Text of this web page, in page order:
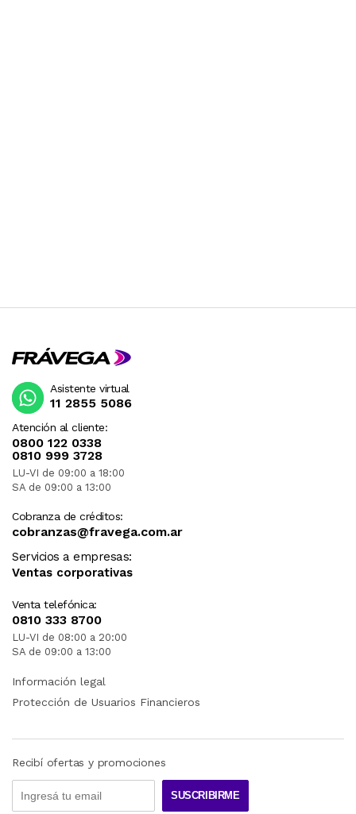
Atención al cliente:
0800 122 0338
0810 999 3728
LU-VI de 09:00 a 18:00
SA de 09:00 a 13:00
Cobranza de créditos:
cobranzas@fravega.com.ar
Servicios a empresas:
Ventas corporativas
Venta telefónica:
0810 333 8700
LU-VI de 08:00 a 20:00
SA de 09:00 a 13:00
Asistente virtual
11 2855 5086
Información legal
Protección de Usuarios Financieros
Recibí ofertas y promociones
SUSCRIBIRME